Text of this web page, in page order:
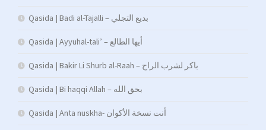
Qasida | Badi al-Tajalli – بديع التجلي
Qasida | Ayyuhal-tali’ – أيها الطالع
Qasida | Bakir Li Shurb al-Raah – باكر لشرب الراح
Qasida | Bi haqqi Allah – بحق الله
Qasida | Anta nuskha- أنت نسخة الأكوان